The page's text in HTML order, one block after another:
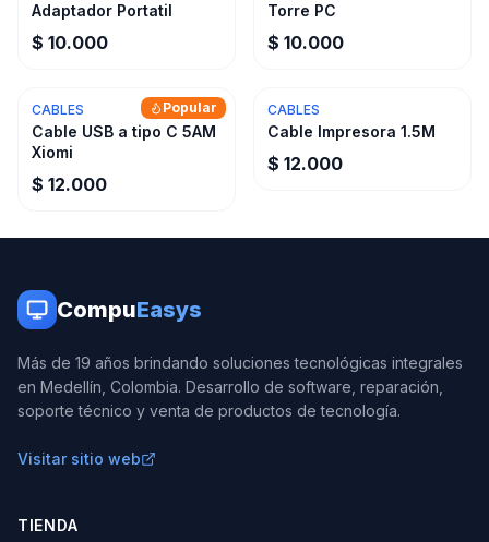
Adaptador Portatil
$ 10.000
Torre PC
$ 10.000
Popular
CABLES
Cable USB a tipo C 5AM
Xiomi
$ 12.000
CABLES
Cable Impresora 1.5M
$ 12.000
CompuEasys
Más de 19 años brindando soluciones tecnológicas integrales
en Medellín, Colombia. Desarrollo de software, reparación,
soporte técnico y venta de productos de tecnología.
Visitar sitio web
TIENDA